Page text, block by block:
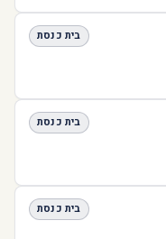
בית כנסת
בית כנסת
בית כנסת